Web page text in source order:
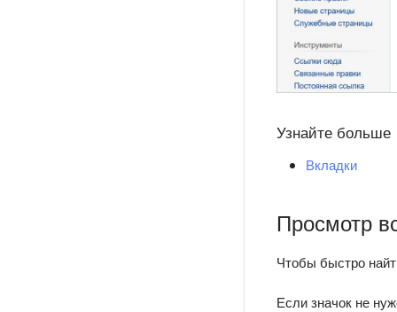
Узнайте больше
Вкладки
Просмотр
Чтобы быстро
Если значок не